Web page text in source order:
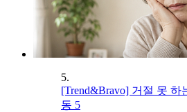
5.
[Trend&Bravo] 거절 못
동 5